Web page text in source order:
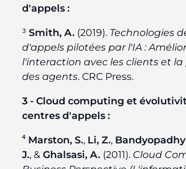
d'appels :
³ Smith, A. (2019). Technologies
d'appels pilotées par l'IA :
l'interaction avec les clients et
des agents. CRC Press.
3 - Cloud computing et
centres d'appels :
⁴ Marston, S., Li, Z.,
J., & Ghalsasi, A. (2011). Cloud